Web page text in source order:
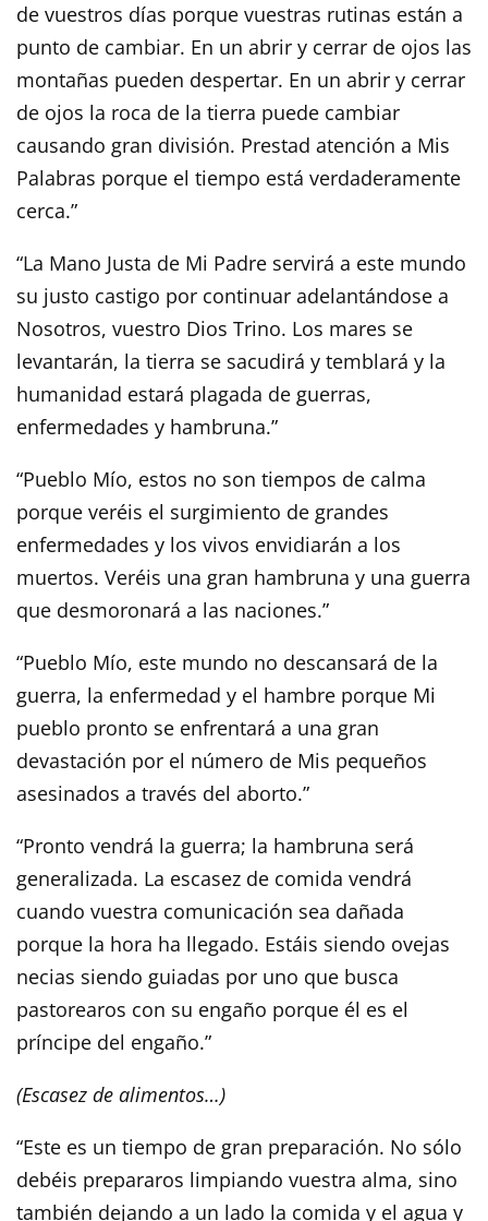
de vuestros días porque vuestras rutinas están a
punto de cambiar. En un abrir y cerrar de ojos las
montañas pueden despertar. En un abrir y cerrar
de ojos la roca de la tierra puede cambiar
causando gran división. Prestad atención a Mis
Palabras porque el tiempo está verdaderamente
cerca.”
“La Mano Justa de Mi Padre servirá a este mundo
su justo castigo por continuar adelantándose a
Nosotros, vuestro Dios Trino. Los mares se
levantarán, la tierra se sacudirá y temblará y la
humanidad estará plagada de guerras,
enfermedades y hambruna.”
“Pueblo Mío, estos no son tiempos de calma
porque veréis el surgimiento de grandes
enfermedades y los vivos envidiarán a los
muertos. Veréis una gran hambruna y una guerra
que desmoronará a las naciones.”
“Pueblo Mío, este mundo no descansará de la
guerra, la enfermedad y el hambre porque Mi
pueblo pronto se enfrentará a una gran
devastación por el número de Mis pequeños
asesinados a través del aborto.”
“Pronto vendrá la guerra; la hambruna será
generalizada. La escasez de comida vendrá
cuando vuestra comunicación sea dañada
porque la hora ha llegado. Estáis siendo ovejas
necias siendo guiadas por uno que busca
pastorearos con su engaño porque él es el
príncipe del engaño.”
(Escasez de alimentos…)
“Este es un tiempo de gran preparación. No sólo
debéis prepararos limpiando vuestra alma, sino
también dejando a un lado la comida y el agua y